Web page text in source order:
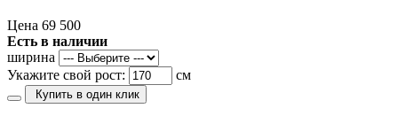
Цена 69 500
Есть в наличии
ширина
Укажите свой рост:
см
Купить в один клик